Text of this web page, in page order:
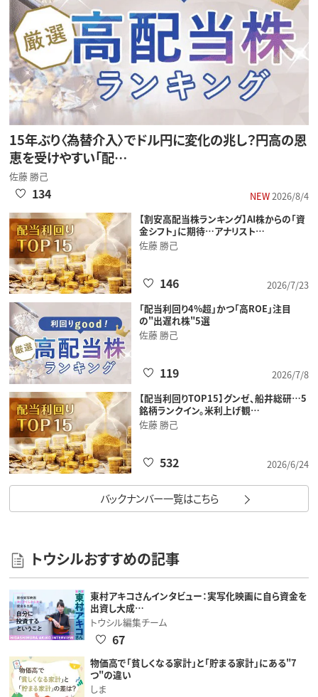
15年ぶり〈為替介入〉でドル円に変化の兆し？円高の恩
恵を受けやすい「配…
佐藤 勝己
NEW2026/8/4
134
【割安高配当株ランキング】AI株からの「資
金シフト」に期待…アナリスト…
佐藤 勝己
2026/7/23
146
「配当利回り4%超」かつ「高ROE」注目
の"出遅れ株"5選
佐藤 勝己
2026/7/8
119
【配当利回りTOP15】グンゼ、船井総研…5
銘柄ランクイン。米利上げ観…
佐藤 勝己
2026/6/24
532
バックナンバー一覧はこちら
トウシルおすすめの記事
東村アキコさんインタビュー：実写化映画に自ら資金を
出資し大成…
トウシル編集チーム
67
物価高で「貧しくなる家計」と「貯まる家計」にある"7
つ"の違い
しま